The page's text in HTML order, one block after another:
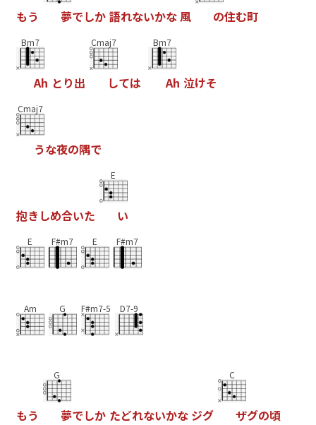
もう 夢でしか 語れないかな風 の住む町
Bm7
Ah と り出
Cmaj7
しては
Bm7
Ah 泣けそ
Cmaj7
うな夜の隅で
抱き しめ合いた
E
い
E F#m7 E F#m7
Am G F#m7-5 D7-9
もう
G
夢でしか たどれないかな ジグ
C
ザグの頃